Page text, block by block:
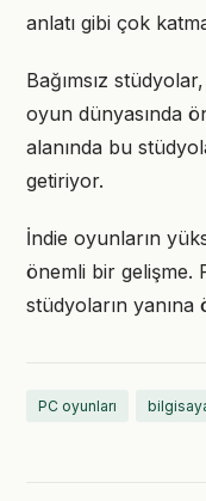
anlatı gibi çok
Bağımsız
oyun dünyasında
alanında bu
getiriyor.
İndie oyunların
önemli bir gelişme.
stüdyoların
PC oyunları